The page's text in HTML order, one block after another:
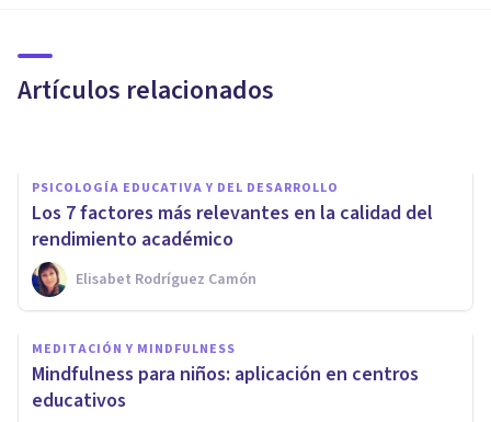
Artículos relacionados
realmente eficaz?
PSICOLOGÍA EDUCATIVA Y DEL DESARROLLO
Los 7 factores más relevantes en la calidad del
rendimiento académico
Elisabet Rodríguez Camón
MEDITACIÓN Y MINDFULNESS
Mindfulness para niños: aplicación en centros
educativos
Integración familiar: qué es y
por qué es necesaria